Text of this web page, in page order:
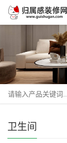
卫生间